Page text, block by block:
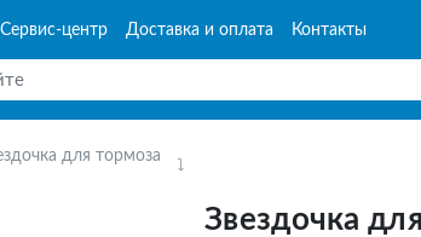
Сервис-центр Доставка и оплата Контакты
для тормоза
Звездочка